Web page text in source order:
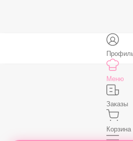
Профиль
Меню